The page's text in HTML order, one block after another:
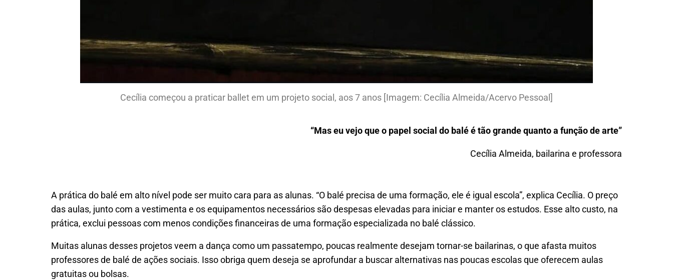
Cecília começou a praticar ballet em um projeto social, aos 7 anos [Imagem: Cecília Almeida/Acervo Pessoal]
“Mas eu vejo que o papel social do balé é tão grande quanto a função de arte”
Cecília Almeida, bailarina e professora
A prática do balé em alto nível pode ser muito cara para as alunas. “O balé precisa de uma formação, ele é igual escola”, explica Cecília. O preço
das aulas, junto com a vestimenta e os equipamentos necessários são despesas elevadas para iniciar e manter os estudos. Esse alto custo, na
prática, exclui pessoas com menos condições financeiras de uma formação especializada no balé clássico.
Muitas alunas desses projetos veem a dança como um passatempo, poucas realmente desejam tornar-se bailarinas, o que afasta muitos
professores de balé de ações sociais. Isso obriga quem deseja se aprofundar a buscar alternativas nas poucas escolas que oferecem aulas
gratuitas ou bolsas.